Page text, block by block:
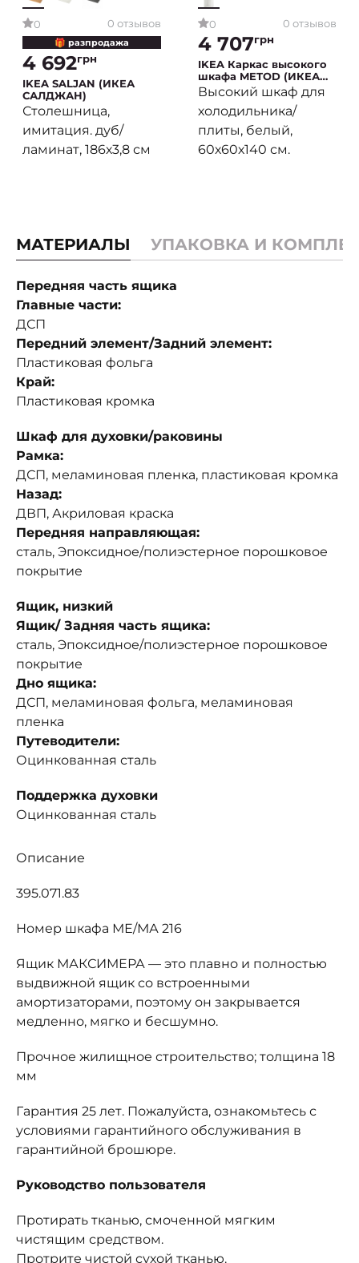
0 0 отзывов
🎁 разпродажа
4 692грн
IKEA SALJAN (ИКЕА
САЛДЖАН)
Столешница,
имитация. дуб/
ламинат, 186х3,8 см
0 0 отзывов
4 707грн
IKEA Каркас высокого
шкафа METOD (ИКЕА
МЕТОДЫ)
Высокий шкаф для
холодильника/
плиты, белый,
60х60х140 см.
МАТЕРИАЛЫ УПАКОВКА И
Передняя часть ящика
Главные части:
ДСП
Передний элемент/Задний элемент:
Пластиковая фольга
Край:
Пластиковая кромка
Шкаф для духовки/раковины
Рамка:
ДСП, меламиновая пленка, пластиковая кромка
Назад:
ДВП, Акриловая краска
Передняя направляющая:
сталь, Эпоксидное/полиэстерное порошковое
покрытие
Ящик, низкий
Ящик/ Задняя часть ящика:
сталь, Эпоксидное/полиэстерное порошковое
покрытие
Дно ящика:
ДСП, меламиновая фольга, меламиновая
пленка
Путеводители:
Оцинкованная сталь
Поддержка духовки
Оцинкованная сталь
Описание
395.071.83
Номер шкафа МЕ/МА 216
Ящик МАКСИМЕРА — это плавно и полностью
выдвижной ящик со встроенными
амортизаторами, поэтому он закрывается
медленно, мягко и бесшумно.
Прочное жилищное строительство; толщина 18
мм
Гарантия 25 лет. Пожалуйста, ознакомьтесь с
условиями гарантийного обслуживания в
гарантийной брошюре.
Руководство пользователя
Протирать тканью, смоченной мягким
чистящим средством.
Протрите чистой сухой тканью.